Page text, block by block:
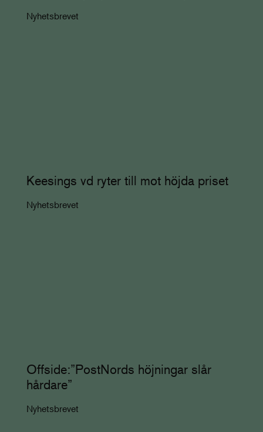
Nyhetsbrevet
Keesings vd ryter till mot höjda priset
Nyhetsbrevet
Offside:”PostNords höjningar slår
hårdare”
Nyhetsbrevet